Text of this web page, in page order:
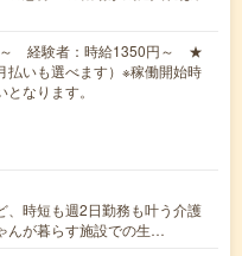
～ 経験者：時給1350円～ ★
払いも選べます）※稼働開始時
なります。
、時短も週2日勤務も叶う介護
んが暮らす施設での生…